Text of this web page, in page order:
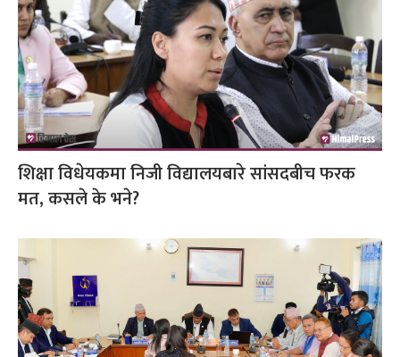
शिक्षा विधेयकमा निजी विद्यालयबारे सांसदबीच फरक
मत, कसले के भने?